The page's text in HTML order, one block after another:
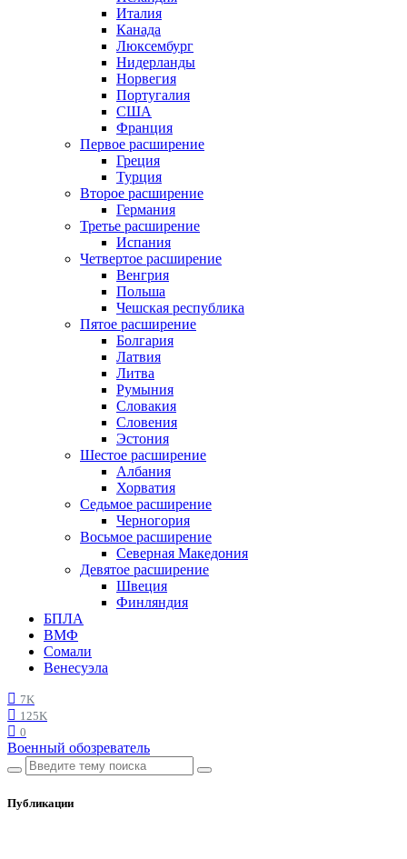
Италия
Канада
Люксембург
Нидерланды
Норвегия
Португалия
США
Франция
Первое расширение
Греция
Турция
Второе расширение
Германия
Третье расширение
Испания
Четвертое расширение
Венгрия
Польша
Чешская республика
Пятое расширение
Болгария
Латвия
Литва
Румыния
Словакия
Словения
Эстония
Шестое расширение
Албания
Хорватия
Седьмое расширение
Черногория
Восьмое расширение
Северная Македония
Девятое расширение
Швеция
Финляндия
БПЛА
ВМФ
Сомали
Венесуэла
7K
125K
0
Военный обозреватель
Публикации